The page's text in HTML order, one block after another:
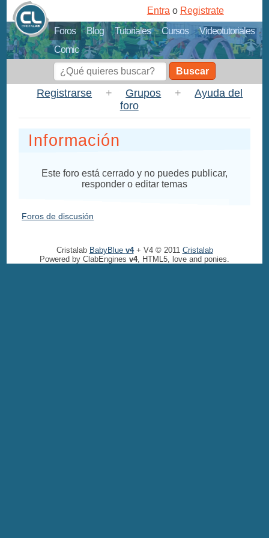
Foros Blog Tutoriales Cursos
Videotutoriales
Comic
Entra o Registrate
Buscar
Registrarse + Grupos +
Ayuda del
foro
Información
Este foro está cerrado y no puedes publicar,
responder o editar temas
Foros de discusión
Cristalab BabyBlue v4+ V4 © 2011 Cristalab
Powered by ClabEngines v4, HTML5, love and ponies.